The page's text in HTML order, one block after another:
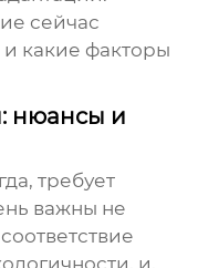
сейчас
какие факторы
нюансы и
требует
важны не